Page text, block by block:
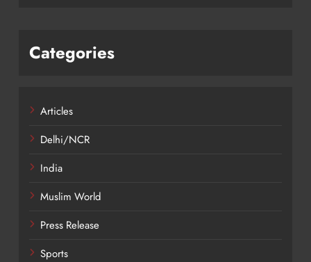
Categories
Articles
Delhi/NCR
India
Muslim World
Press Release
Sports